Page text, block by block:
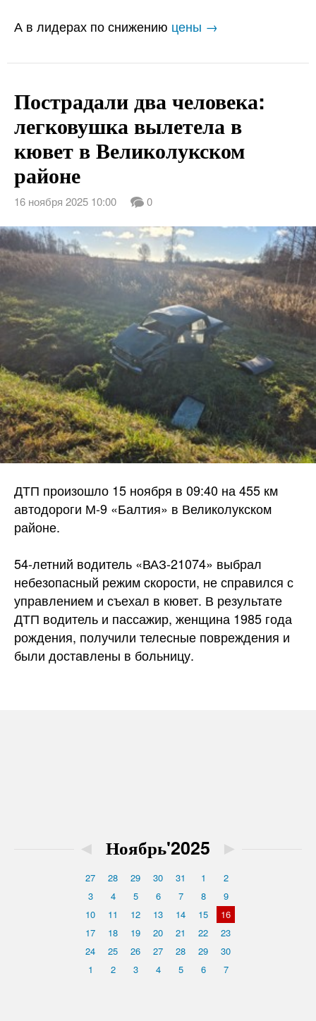
А в лидерах по снижению цены →
Пострадали два человека:
легковушка вылетела в
кювет в Великолукском
районе
16 ноября 2025 10:00 0
ДТП произошло 15 ноября в 09:40 на 455 км
автодороги М-9 «Балтия» в Великолукском
районе.
54-летний водитель «ВАЗ-21074» выбрал
небезопасный режим скорости, не справился с
управлением и съехал в кювет. В результате
ДТП водитель и пассажир, женщина 1985 года
рождения, получили телесные повреждения и
были доставлены в больницу.
◄ Ноябрь'2025 ►
27 28 29 30 31 1
2
3
4 5 6 7 8
9
10
11 12 13 14 15
16
17
18 19 20 21 22
23
24
25 26 27 28 29
30
1
2 3 4 5 6 7